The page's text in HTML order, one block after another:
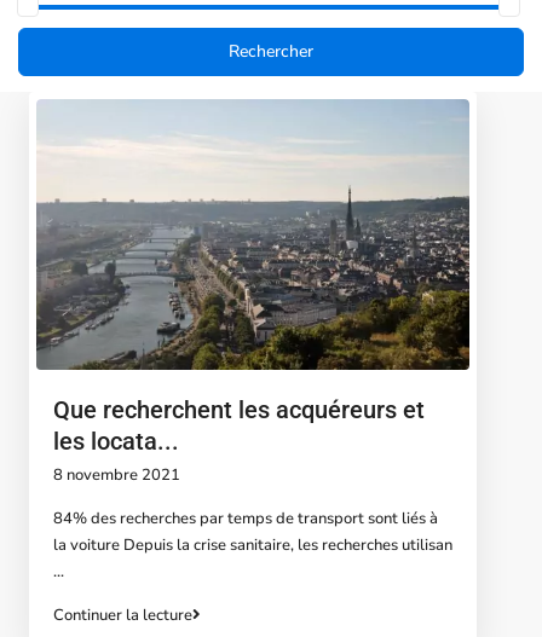
Que recherchent les acquéreurs et
les locata...
8 novembre 2021
84% des recherches par temps de transport sont liés à
la voiture Depuis la crise sanitaire, les recherches utilisan
...
Continuer la lecture